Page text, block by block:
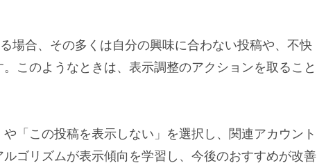
場合、その多くは自分の興味に合わない投稿や、不快
このようなときは、表示調整のアクションを取ること
「この投稿を表示しない」を選択し、関連アカウント
ゴリズムが表示傾向を学習し、今後のおすすめが改善